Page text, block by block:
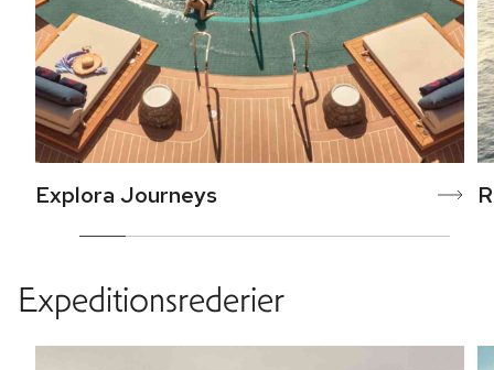
Explora Journeys
Expeditionsrederier